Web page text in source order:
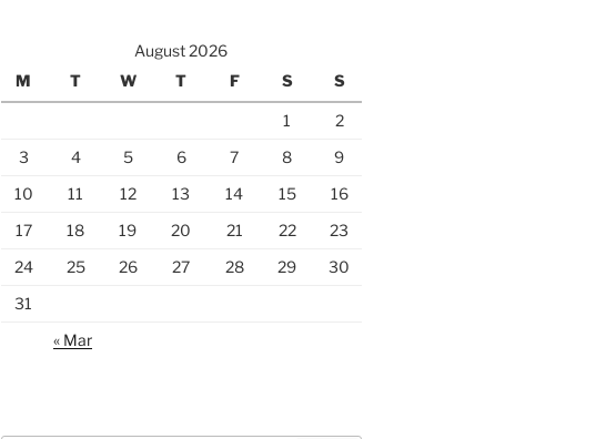
August 2026
M
T W T F S S
1
2
3
4 5 6 7 8
9
10
11 12 13 14 15
16
17
18 19 20 21 22
23
24
25 26 27 28 29
30
31
« Mar